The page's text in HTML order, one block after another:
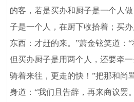
的客，若是买办和厨子是一个人
子是一个人，在厨下收拾着；买
东西：才赶的来。”萧金铉笑道：
但买办厨子是用两个人，还要牵
骑着来往，更走的快！”把那和尚
身道：“我们且告辞，再来商议罢